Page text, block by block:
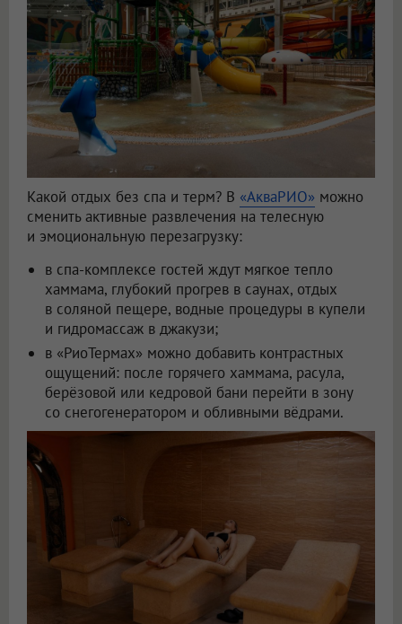
Какой отдых без спа и терм? В «АкваРИО» можно
сменить активные развлечения на телесную
и эмоциональную перезагрузку:
в спа-комплексе гостей ждут мягкое тепло
хаммама, глубокий прогрев в саунах, отдых
в соляной пещере, водные процедуры в купели
и гидромассаж в джакузи;
в «РиоТермах» можно добавить контрастных
ощущений: после горячего хаммама, расула,
берёзовой или кедровой бани перейти в зону
со снегогенератором и обливными вёдрами.